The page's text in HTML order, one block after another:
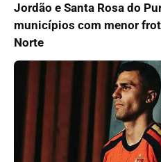
Jordão e Santa Rosa do
municípios com menor
Norte